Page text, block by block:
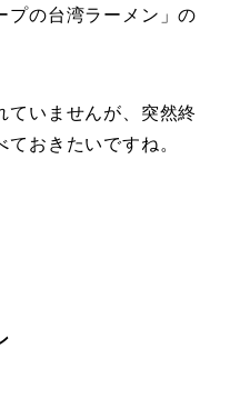
プの台湾ラーメン」の
ていませんが、突然終
おきたいですね。